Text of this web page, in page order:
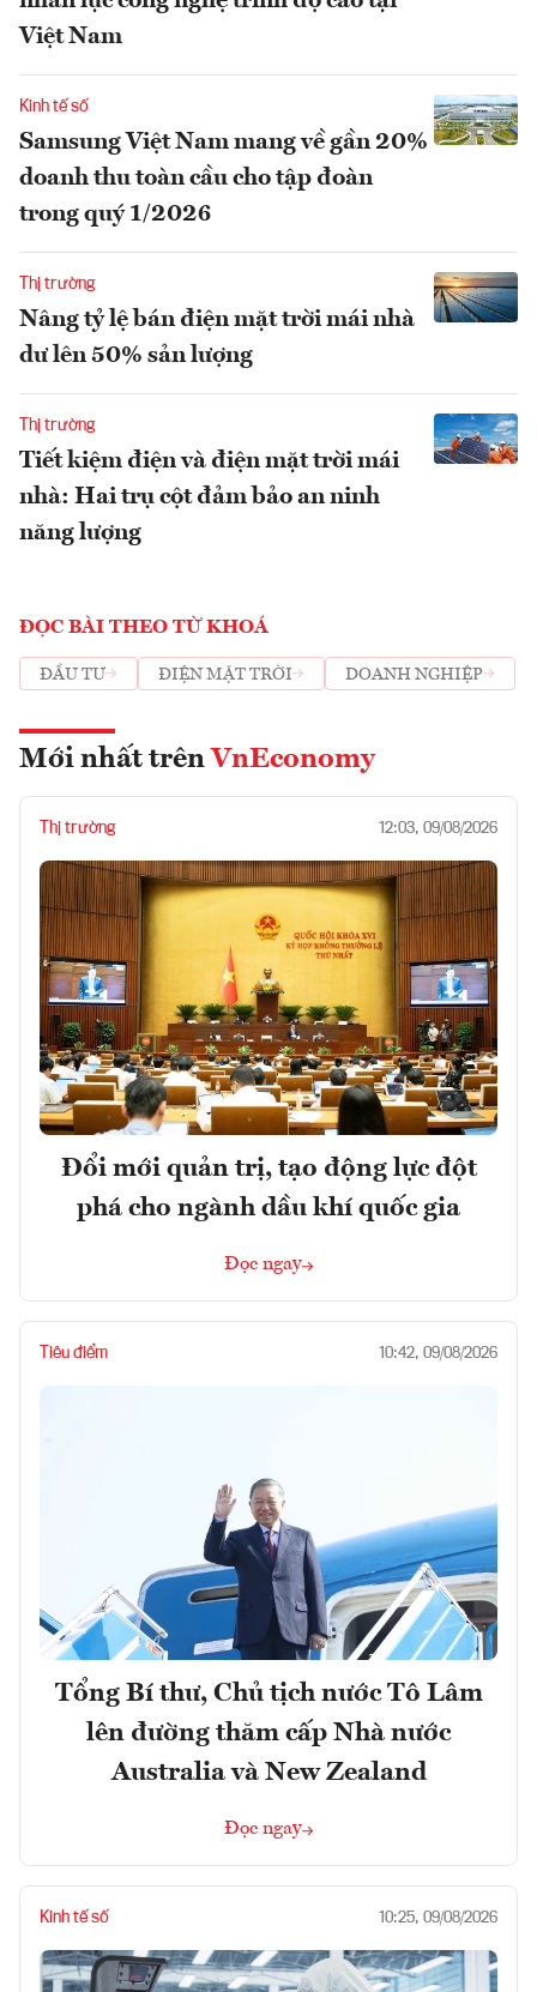
Việt Nam
Kinh tế số
Samsung Việt Nam mang về gần 20%
doanh thu toàn cầu cho tập đoàn
trong quý 1/2026
Thị trường
Nâng tỷ lệ bán điện mặt trời mái nhà
dư lên 50% sản lượng
Thị trường
Tiết kiệm điện và điện mặt trời mái
nhà: Hai trụ cột đảm bảo an ninh
năng lượng
ĐỌC BÀI THEO TỪ KHOÁ
ĐẦU TƯ ĐIỆN MẶT TRỜI DOANH NGHIỆP
Mới nhất trên VnEconomy
Thị trường 12:03, 09/08/2026
Đổi mới quản trị, tạo động lực đột
phá cho ngành dầu khí quốc gia
Đọc ngay
Tiêu điểm 10:42, 09/08/2026
Tổng Bí thư, Chủ tịch nước Tô Lâm
lên đường thăm cấp Nhà nước
Australia và New Zealand
Đọc ngay
Kinh tế số 10:25, 09/08/2026